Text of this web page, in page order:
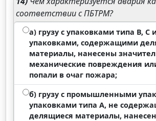
соответствии с ПБТРМ?
а) грузу с упаковками типа В, С
упаковками, содержащими
материалы, нанесены
механические повреждения
попали в очаг пожара;
б) грузу с промышленными
упаковками типа А, не
делящиеся материалы,